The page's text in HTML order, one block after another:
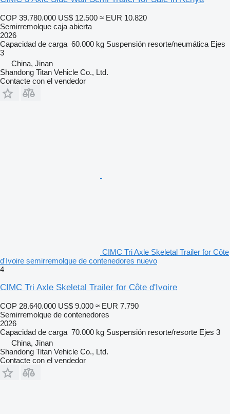
COP 39.780.000 US$ 12.500 ≈ EUR 10.820
Semirremolque caja abierta
2026
Capacidad de carga 60.000 kg Suspensión resorte/neumática Ejes
3
China, Jinan
Shandong Titan Vehicle Co., Ltd.
Contacte con el vendedor
CIMC Tri Axle Skeletal Trailer for Côte
d'Ivoire semirremolque de contenedores nuevo
4
CIMC Tri Axle Skeletal Trailer for Côte d'Ivoire
COP 28.640.000 US$ 9.000 ≈ EUR 7.790
Semirremolque de contenedores
2026
Capacidad de carga 70.000 kg Suspensión resorte/resorte Ejes 3
China, Jinan
Shandong Titan Vehicle Co., Ltd.
Contacte con el vendedor